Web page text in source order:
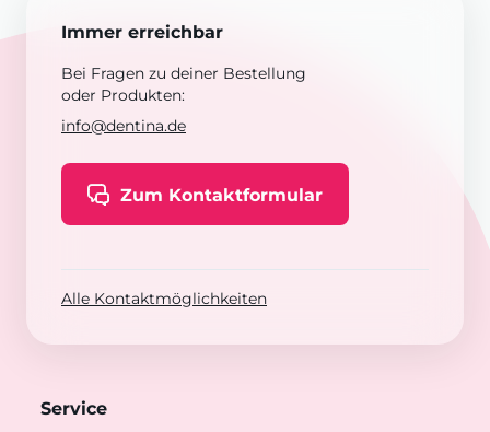
Immer erreichbar
Bei Fragen zu deiner Bestellung
oder Produkten:
info@dentina.de
Zum Kontaktformular
Alle Kontaktmöglichkeiten
Service